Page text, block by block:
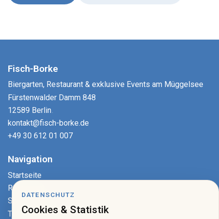
Fisch-Borke
Biergarten, Restaurant & exklusive Events am Müggelsee
Fürstenwalder Damm 848
12589 Berlin
kontakt@fisch-borke.de
+49 30 612 01 007
Navigation
Startseite
Restaurant
Speisekarte
Tisch reservieren
DATENSCHUTZ
Cookies & Statistik